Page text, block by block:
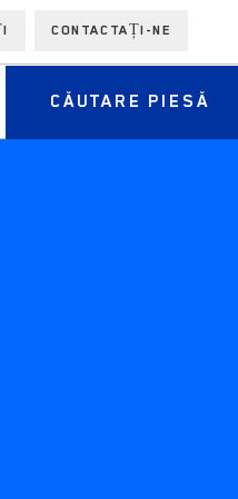
CONTACTAȚI-NE
CĂUTARE PIESĂ